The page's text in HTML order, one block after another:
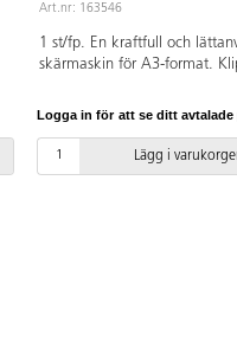
Art.nr: 163546
1 st/fp. En kraftfull och
skärmaskin för A3-format.
exakt med ett skarpt blad i
upp skärkanten så att du ser
var du skär. En manuell
Logga in för att se ditt avtalade
Lägg i